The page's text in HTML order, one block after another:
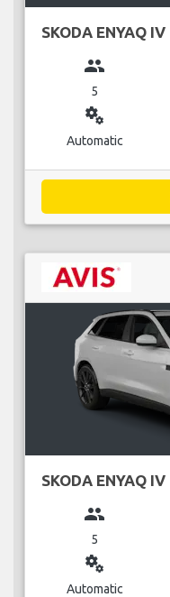
SKODA ENYAQ IV
group
5
miscellaneous_services
Automatic
SKODA ENYAQ IV
group
5
miscellaneous_services
Automatic